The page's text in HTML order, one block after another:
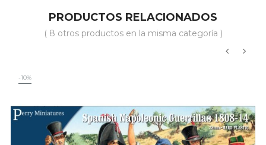
PRODUCTOS RELACIONADOS
( 8 otros productos en la misma categoría )
-10%